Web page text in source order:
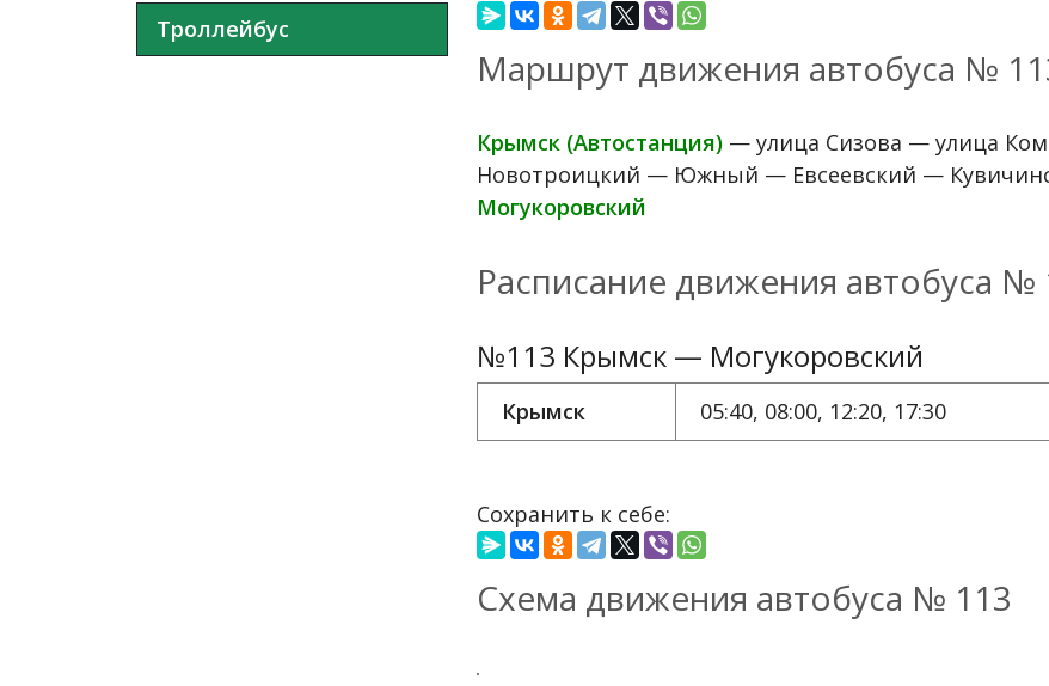
Маршрут движения автобуса №
Крымск (Автостанция) — улица Сизова — улица
Новотроицкий — Южный — Евсеевский —
Могукоровский
Расписание движения автобуса №
№113 Крымск — Могукоровский
Крымск 05:40, 08:00, 12:20, 17:30
Сохранить к себе:
Схема движения автобуса № 113
Троллейбус